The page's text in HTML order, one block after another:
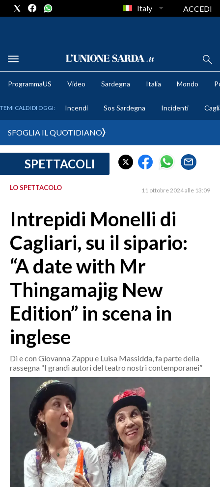
METEO
CRONACA SARDEGNA
MEDIO CAMPIDANO
ORISTANO E PROVINCIA
SASSARI E PROVINCIA
GALLURA
NUORO E PROVINCIA
OGLIASTRA
AGENDA
CRONACA
MONDO
POLITICA
ECONOMIA
SERVIZI ALLE IMPRESE
LAVORO
BANDI
Italy ACCEDI
ProgrammaUS Video Sardegna Italia Mondo
TEMI CALDI DI OGGI: Incendi Sos Sardegna Incidenti
SFOGLIA IL QUOTIDIANO
SPETTACOLI
LO SPETTACOLO 11 ottobre 2024 alle 13:09
Intrepidi Monelli di
Cagliari, su il sipario:
“A date with Mr
Thingamajig New
Edition” in scena in
inglese
Di e con Giovanna Zappu e Luisa Massidda, fa parte della
rassegna “I grandi autori del teatro nostri contemporanei”